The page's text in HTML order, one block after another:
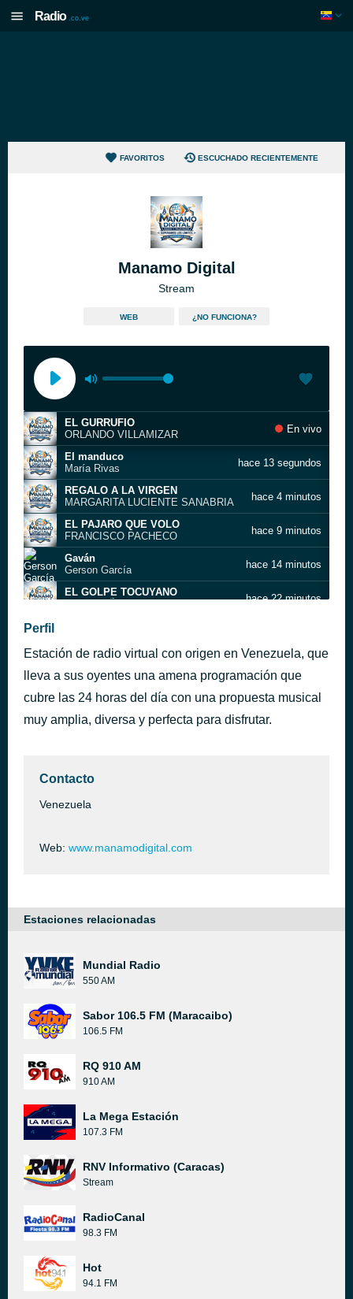
Radio .co.ve
FAVORITOS ESCUCHADO RECIENTEMENTE
Manamo Digital
Stream
WEB ¿NO FUNCIONA?
EL GURRUFIO
ORLANDO VILLAMIZAR
En vivo
El manduco
María Rivas
hace 13 segundos
REGALO A LA VIRGEN
MARGARITA LUCIENTE SANABRIA
hace 4 minutos
EL PAJARO QUE VOLO
FRANCISCO PACHECO
hace 9 minutos
Gaván
Gerson García
hace 14 minutos
EL GOLPE TOCUYANO
hace 22 minutos
POPURRI A CARLOS GUEVARA
ALI CABELLO
Himno Nacional de La Republica Bolivariana De Venezuela Gloria al Bravo Pueblo hace 44 minutos
Manduco Mayoral
Perfil
Estación de radio virtual con origen en Venezuela, que
lleva a sus oyentes una amena programación que
cubre las 24 horas del día con una propuesta musical
muy amplia, diversa y perfecta para disfrutar.
Contacto
Venezuela
Web: www.manamodigital.com
Estaciones relacionadas
Mundial Radio
550 AM
Sabor 106.5 FM (Maracaibo)
106.5 FM
RQ 910 AM
910 AM
La Mega Estación
107.3 FM
RNV Informativo (Caracas)
Stream
RadioCanal
98.3 FM
Hot
94.1 FM